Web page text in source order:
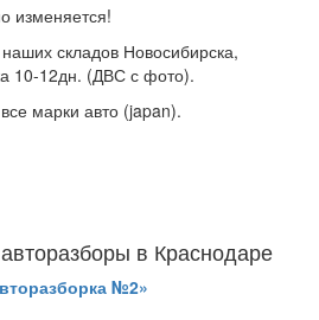
изменяется!
складов Новосибирска,
10-12дн. (ДВС с фото).
марки авто (japan).
в Краснодаре
№2»